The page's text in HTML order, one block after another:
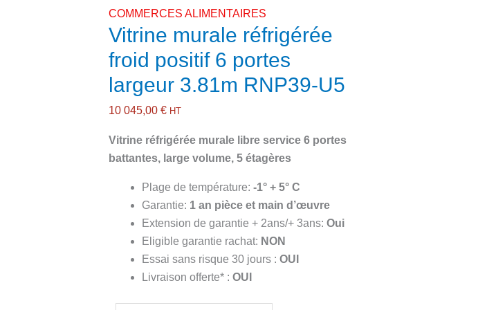
COMMERCES ALIMENTAIRES
Vitrine murale réfrigérée
froid positif 6 portes
largeur 3.81m RNP39-U5
10 045,00€ HT
Vitrine réfrigérée murale libre service 6 portes
battantes, large volume, 5 étagères
Plage de température: -1° + 5° C
Garantie: 1 an pièce et main d’œuvre
Extension de garantie + 2ans/+ 3ans:Oui
Eligible garantie rachat: NON
Essai sans risque 30 jours :OUI
Livraison offerte* :OUI